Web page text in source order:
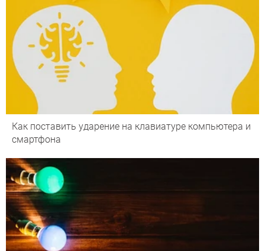
Как поставить ударение на клавиатуре компьютера и
смартфона